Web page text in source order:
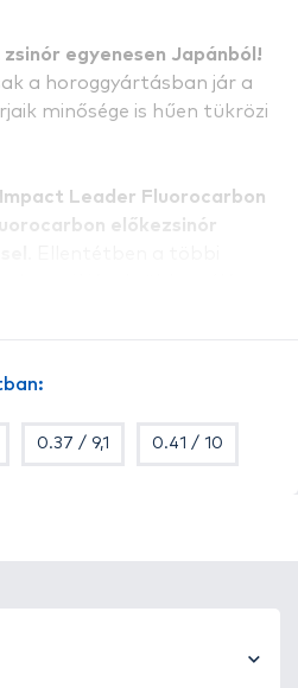
egyenesen Japánból!
a horoggyártásban jár a
minősége is hűen tükrözi
Leader Fluorocarbon
előkezsinór
nyúlásmentességgel
tapasztalható pozitív
0.37 / 9,1 0.41 / 10